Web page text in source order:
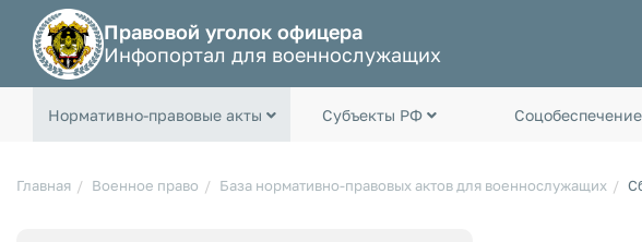
Правовой уголок офицера
Инфопортал для военнослужащих
Нормативно-правовые акты Субъекты РФ Соцобеспечение
Главная Военное право База нормативно-правовых актов для военнослужащих